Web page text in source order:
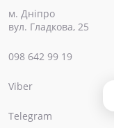
м. Дніпро
вул. Гладкова, 25
098 642 99 19
Viber
Telegram